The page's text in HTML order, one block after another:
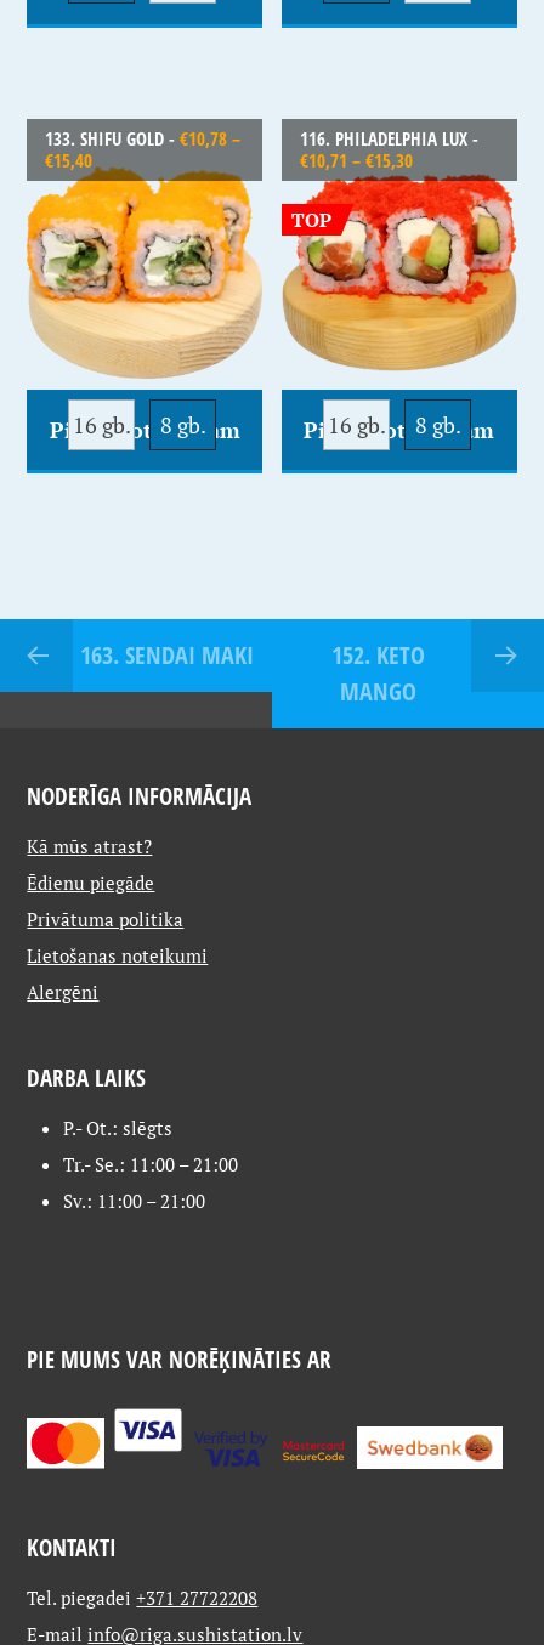
133. SHIFU GOLD -€10,78 –
€15,40
16 gb. 8 gb.
Pievienot Grozam
TOP
116. PHILADELPHIA LUX -
€10,71 –€15,30
16 gb. 8 gb.
Pievienot Grozam
163. SENDAI MAKI
152. KETO
MANGO
NODERĪGA INFORMĀCIJA
Kā mūs atrast?
Ēdienu piegāde
Privātuma politika
Lietošanas noteikumi
Alergēni
DARBA LAIKS
P.- Ot.: slēgts
Tr.- Se.: 11:00 – 21:00
Sv.: 11:00 – 21:00
PIE MUMS VAR NORĒĶINĀTIES AR
KONTAKTI
Tel. piegadei+371 27722208
E-mailinfo@riga.sushistation.lv